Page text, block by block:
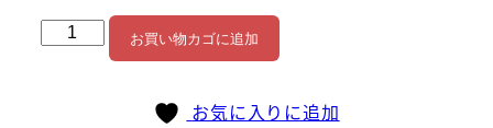
ソ
お買い物カゴに追加
お気に入りに追加